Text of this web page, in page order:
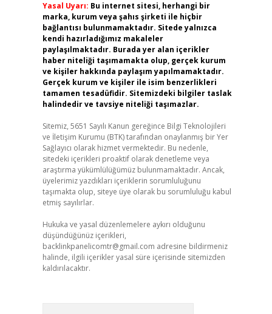
Yasal Uyarı: Bu internet sitesi, herhangi bir
marka, kurum veya şahıs şirketi ile hiçbir
bağlantısı bulunmamaktadır. Sitede yalnızca
kendi hazırladığımız makaleler
paylaşılmaktadır. Burada yer alan içerikler
haber niteliği taşımamakta olup, gerçek kurum
ve kişiler hakkında paylaşım yapılmamaktadır.
Gerçek kurum ve kişiler ile isim benzerlikleri
tamamen tesadüfidir. Sitemizdeki bilgiler taslak
halindedir ve tavsiye niteliği taşımazlar.
Sitemiz, 5651 Sayılı Kanun gereğince Bilgi Teknolojileri
ve İletişim Kurumu (BTK) tarafından onaylanmış bir Yer
Sağlayıcı olarak hizmet vermektedir. Bu nedenle,
sitedeki içerikleri proaktif olarak denetleme veya
araştırma yükümlülüğümüz bulunmamaktadır. Ancak,
üyelerimiz yazdıkları içeriklerin sorumluluğunu
taşımakta olup, siteye üye olarak bu sorumluluğu kabul
etmiş sayılırlar.
Hukuka ve yasal düzenlemelere aykırı olduğunu
düşündüğünüz içerikleri,
backlinkpanelicomtr@gmail.com adresine bildirmeniz
halinde, ilgili içerikler yasal süre içerisinde sitemizden
kaldırılacaktır.